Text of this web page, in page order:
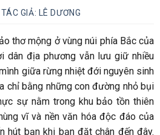
TÁC GIẢ: LÊ DƯƠNG
thơ mộng ở vùng núi phía Bắc của
dân địa phương vẫn lưu giữ nhiều
giữa rừng nhiệt đới nguyên sinh
chỉ bằng những con đường nhỏ bụi
sự nằm trong khu bảo tồn thiên
vĩ và nền văn hóa độc đáo của
hút bạn khi bạn đặt chân đến đây.